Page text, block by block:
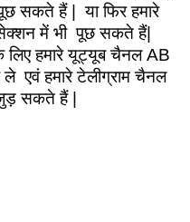
सकते हैं | या फिर हमारे
में भी पूछ सकते हैं|
हमारेयूट्यूब चैनल AB
ले एवं हमारेटेलीग्राम चैनल
सकते हैं |